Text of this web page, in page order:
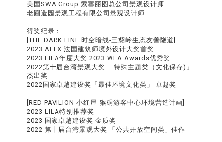
美国SWA Group 索塞丽图总公司景观设计师
老圃造园景观工程有限公司景观设计师
得奖纪录：
[THE DARK LINE 时空暗线-三貂岭生态友善隧道]
2023 AFEX 法国建筑师境外设计大奖首奖
2023 LILA年度大奖 2023 WLA Awards优秀奖
2022第十届台湾景观大奖 「特殊主题类（文化保存)」
杰出奖
2022国家卓越建设奖「最佳环境文化类」 卓越奖
[RED PAVILION 小红屋-猴硐游客中心环境营造计画]
2023 LILA特别推荐奖
2023 国家卓越建设奖 金质奖
2022 第十届台湾景观大奖 「公共开放空间类」佳作